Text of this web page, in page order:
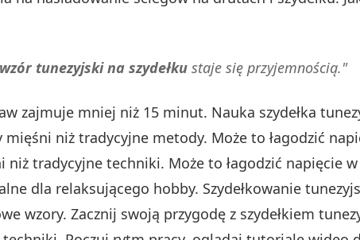
wzór tunezyjski na szydełku staje się przyjemnością."
zajmuje mniej niż 15 minut. Nauka szydełka
niż tradycyjne metody. Może to łagodzić
tradycyjne techniki. Może to łagodzić napięcie w
dla relaksującego hobby. Szydełkowanie
wzory. Zacznij swoją przygodę z szydełkiem